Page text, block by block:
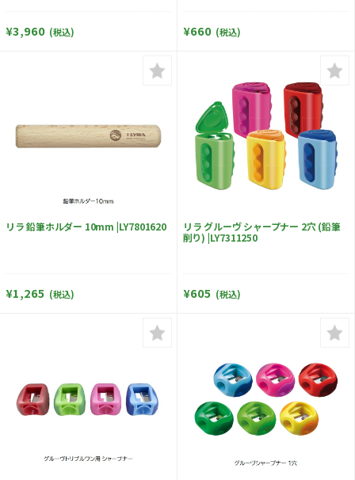
¥3,960 (税込) ¥660 (税込)
リラ 鉛筆ホルダー 10mm |LY7801620
¥1,265 (税込)
リラ グルーヴ シャープナー 2穴 (鉛筆
削り) |LY7311250
¥605 (税込)